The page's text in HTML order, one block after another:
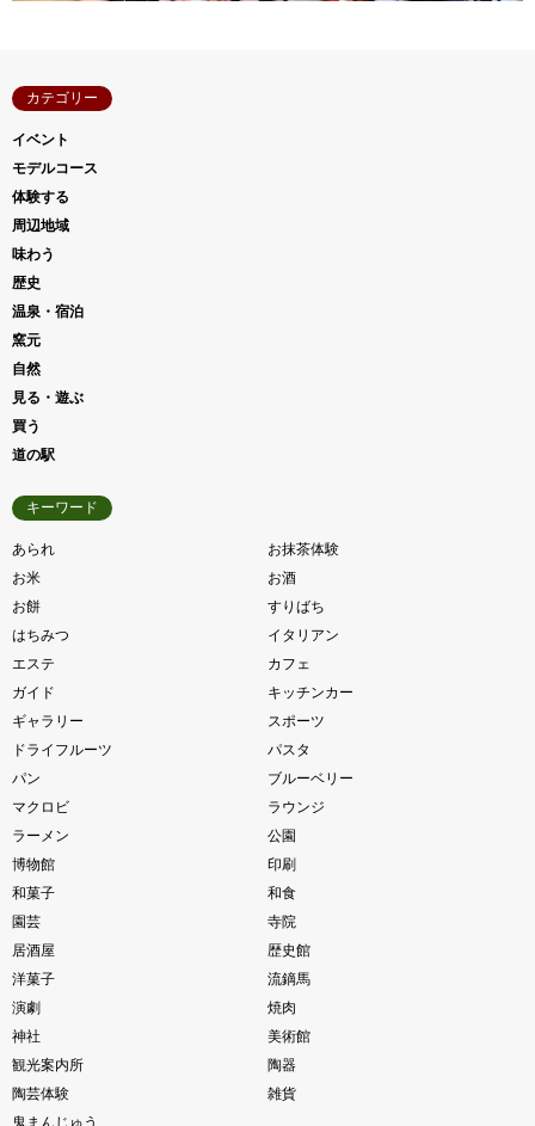
カテゴリー
イベント
モデルコース
体験する
周辺地域
味わう
歴史
温泉・宿泊
窯元
自然
見る・遊ぶ
買う
道の駅
キーワード
あられ
お抹茶体験
お米
お酒
お餅
すりばち
はちみつ
イタリアン
エステ
カフェ
ガイド
キッチンカー
ギャラリー
スポーツ
ドライフルーツ
パスタ
パン
ブルーベリー
マクロビ
ラウンジ
ラーメン
公園
博物館
印刷
和菓子
和食
園芸
寺院
居酒屋
歴史館
洋菓子
流鏑馬
演劇
焼肉
神社
美術館
観光案内所
陶器
陶芸体験
雑貨
鬼まんじゅう